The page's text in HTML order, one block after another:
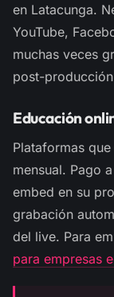
en Latacunga.
YouTube,
muchas veces
post-
Educación
Plataformas
mensual. Pago
embed en su
grabación
del live. Para
para empresas